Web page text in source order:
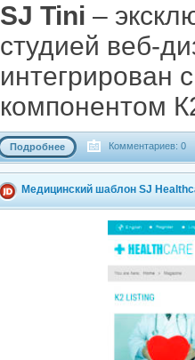
SJ Tini –
студией веб-
интегрирован
компонентом
Подробнее Комментариев: 0
Медицинский шаблон SJ